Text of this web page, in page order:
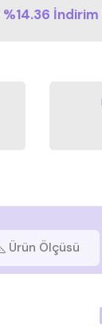
%14.36 İndirim
Ürün Ölçüsü